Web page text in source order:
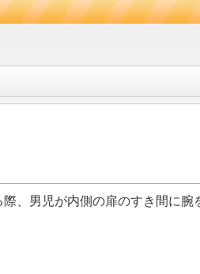
、男児が内側の扉のすき間に